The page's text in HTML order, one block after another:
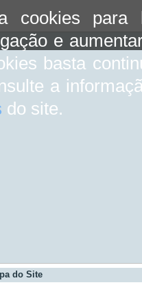
cookies para
e
basta
a
do site.
do Site